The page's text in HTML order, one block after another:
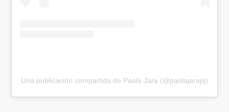
Una publicación compartida de Paola Jara (@paolajarapj)